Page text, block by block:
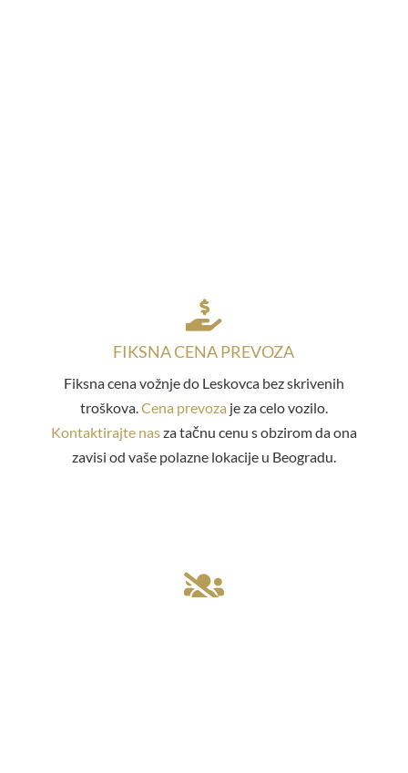

FIKSNA CENA PREVOZA
Fiksna cena vožnje do Leskovca bez skrivenih
troškova. Cena prevoza je za celo vozilo.
Kontaktirajte nasza tačnu cenu s obzirom da ona
zavisi od vaše polazne lokacije u Beogradu.
